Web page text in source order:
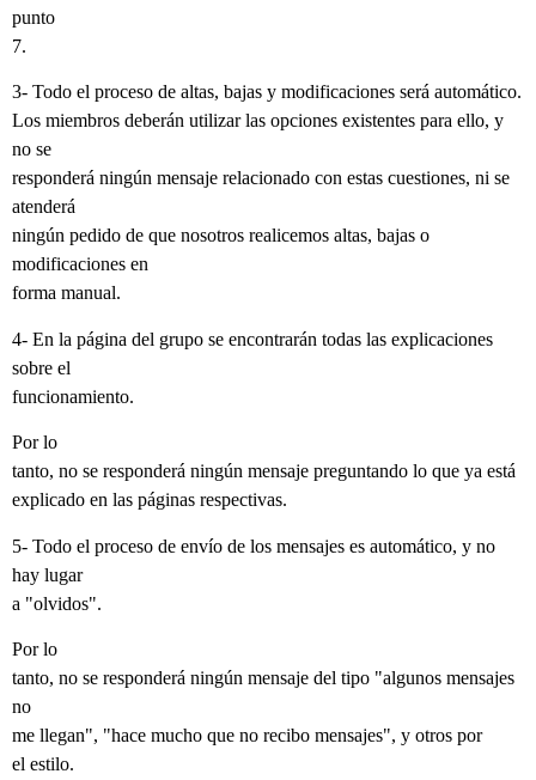
punto
7.
3- Todo el proceso de altas, bajas y modificaciones será automático.
Los miembros deberán utilizar las opciones existentes para ello, y
no se
responderá ningún mensaje relacionado con estas cuestiones, ni se
atenderá
ningún pedido de que nosotros realicemos altas, bajas o
modificaciones en
forma manual.
4- En la página del grupo se encontrarán todas las explicaciones
sobre el
funcionamiento.
Por lo
tanto, no se responderá ningún mensaje preguntando lo que ya está
explicado en las páginas respectivas.
5- Todo el proceso de envío de los mensajes es automático, y no
hay lugar
a "olvidos".
Por lo
tanto, no se responderá ningún mensaje del tipo "algunos mensajes
no
me llegan", "hace mucho que no recibo mensajes", y otros por
el estilo.